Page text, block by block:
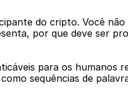
do cripto. Você
por que deve ser
para os humanos
sequências de